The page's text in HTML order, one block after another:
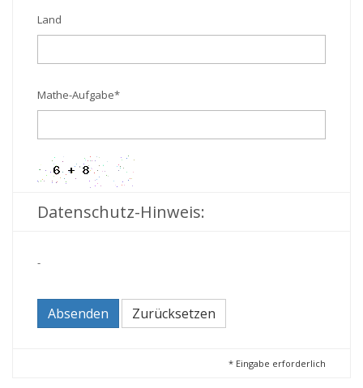
Land
Mathe-Aufgabe*
Datenschutz-Hinweis:
-
Absenden Zurücksetzen
* Eingabe erforderlich